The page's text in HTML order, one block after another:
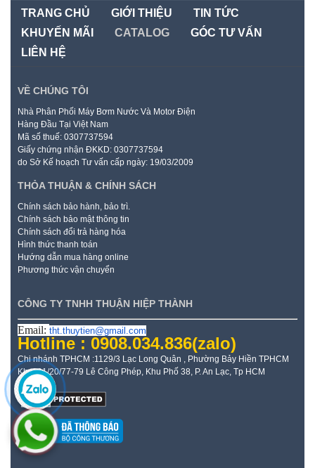
TRANG CHỦ GIỚI THIỆU
TIN TỨC
KHUYẾN MÃI
CATALOG
GÓC TƯ VẤN
LIÊN HỆ
VỀ CHÚNG TÔI
Nhà Phân Phối Máy Bơm Nước Và Motor Điện
Hàng Đầu Tại Việt Nam
Mã số thuế: 0307737594
Giấy chứng nhận ĐKKD: 0307737594
do Sở Kế hoạch Tư vấn cấp ngày: 19/03/2009
THỎA THUẬN & CHÍNH SÁCH
Chính sách bảo hành, bảo trì.
Chính sách bảo mật thông tin
Chính sách đổi trả hàng hóa
Hình thức thanh toán
Hướng dẫn mua hàng online
Phương thức vận chuyển
CÔNG TY TNHH THUẬN HIỆP THÀNH
Email: tht.thuytien@gmail.com
Hotline : 0908.034.836(zalo)
Chi nhánh TPHCM :1129/3 Lạc Long Quân , Phường Bảy Hiền TPHCM
Kho: 21/20/77-79 Lê Công Phép, Khu Phố 38, P. An Lạc, Tp HCM